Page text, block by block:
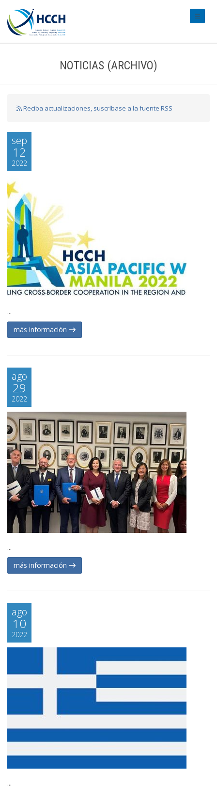
NOTICIAS (ARCHIVO)
Reciba actualizaciones, suscríbase a la fuente RSS
sep
12
2022
...
más información
ago
29
2022
...
más información
ago
10
2022
...